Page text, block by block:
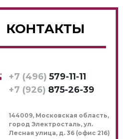
КОНТАКТЫ
+7 (496) 579-11-11
+7 (926) 875-26-39
144009, Московская область,
город Электросталь, ул.
Лесная улица, д. 36 (офис 216)